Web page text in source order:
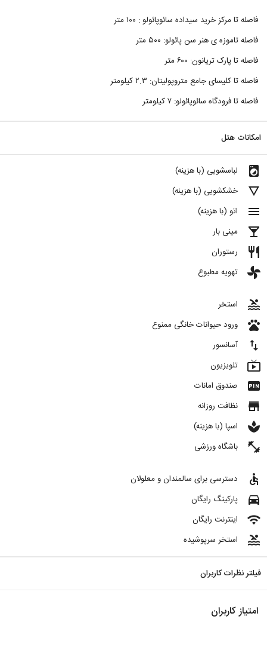
فاصله تا مرکز خرید سیداده سائوپائولو : ۱۰۰ متر
فاصله تاموزه ی هنر سن پائولو: ۵۰۰ متر
فاصله تا پارک تریانون: ۶۰۰ متر
فاصله تا کلیسای جامع متروپولیتان: ۲.۳ کیلومتر
فاصله تا فرودگاه سائوپائولو: ۷ کیلومتر
امکانات هتل
local_laundry_service لباسشویی (با هزینه)
details خشکشویی (با هزینه)
menu اتو (با هزینه)
local_bar مینی بار
restaurant رستوران
toys تهویه مطبوع
pool استخر
pets ورود حیوانات خانگی ممنوع
import_export آسانسور
live_tv تلویزیون
fiber_pin صندوق امانات
store نظافت روزانه
spa اسپا (با هزینه)
fitness_center باشگاه ورزشی
accessible دسترسی برای سالمندان و معلولان
directions_car پارکینگ رایگان
wifi اینترنت رایگان
pool استخر سرپوشیده
فیلتر نظرات کاربران
امتیاز کاربران